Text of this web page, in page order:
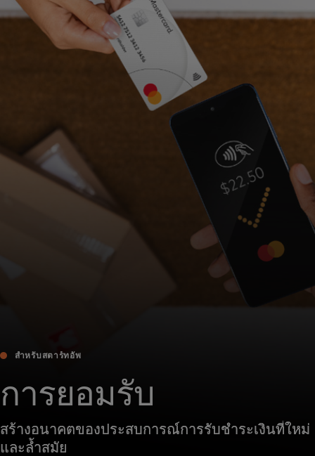
สำหรับคุณ
สำหรับผู้สร้างนวัตกรรม
ข่าวสารและแนวโน้ม
สำหรับสตาร์ทอัพ
การยอมรับ
สร้างอนาคตของประสบการณ์การรับชำระเงินที่ใหม่
และล้ำสมัย